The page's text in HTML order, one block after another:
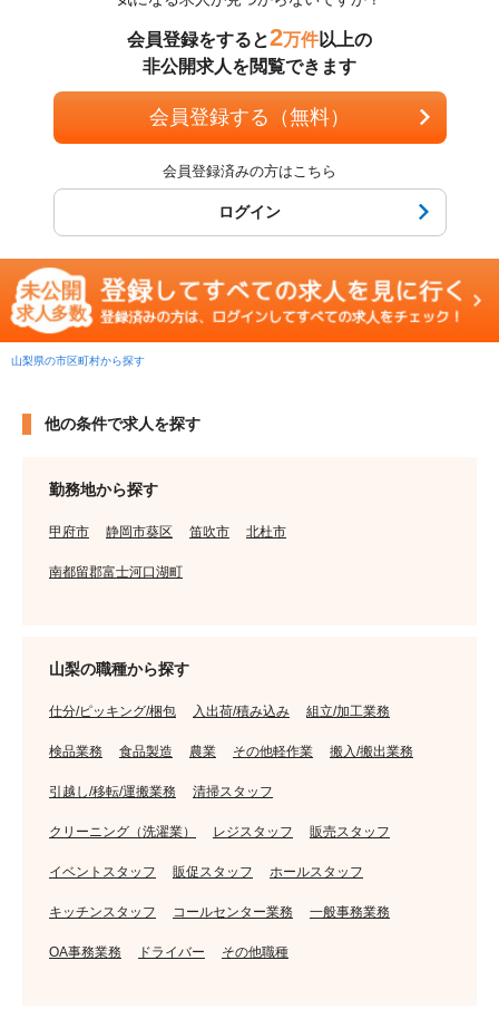
会員登録をすると2万件以上の
非公開求人を閲覧できます
会員登録する（無料）
会員登録済みの方はこちら
ログイン
山梨県の市区町村から探す
他の条件で求人を探す
勤務地から探す
甲府市 静岡市葵区 笛吹市 北杜市
南都留郡富士河口湖町
山梨の職種から探す
仕分/ピッキング/梱包 入出荷/積み込み 組立/加工業務
検品業務 食品製造 農業 その他軽作業 搬入/搬出業務
引越し/移転/運搬業務 清掃スタッフ
クリーニング（洗濯業） レジスタッフ 販売スタッフ
イベントスタッフ 販促スタッフ ホールスタッフ
キッチンスタッフ コールセンター業務 一般事務業務
OA事務業務 ドライバー その他職種